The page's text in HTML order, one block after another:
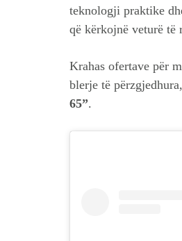
teknologji praktike
që kërkojnë veturë të
Krahas ofertave për
blerje të
65”.